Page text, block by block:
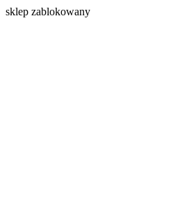
sklep zablokowany